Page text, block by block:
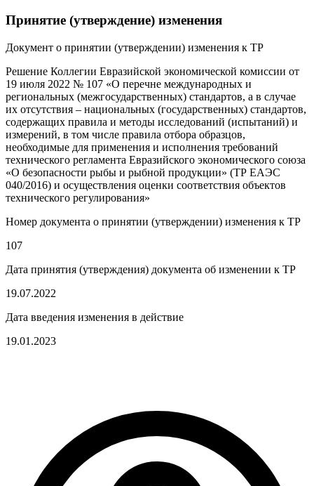
Принятие (утверждение) изменения
Документ о принятии (утверждении) изменения к ТР
Решение Коллегии Евразийской экономической комиссии от
19 июля 2022 № 107 «О перечне международных и
региональных (межгосударственных) стандартов, а в случае
их отсутствия – национальных (государственных) стандартов,
содержащих правила и методы исследований (испытаний) и
измерений, в том числе правила отбора образцов,
необходимые для применения и исполнения требований
технического регламента Евразийского экономического союза
«О безопасности рыбы и рыбной продукции» (ТР ЕАЭС
040/2016) и осуществления оценки соответствия объектов
технического регулирования»
Номер документа о принятии (утверждении) изменения к ТР
107
Дата принятия (утверждения) документа об изменении к ТР
19.07.2022
Дата введения изменения в действие
19.01.2023